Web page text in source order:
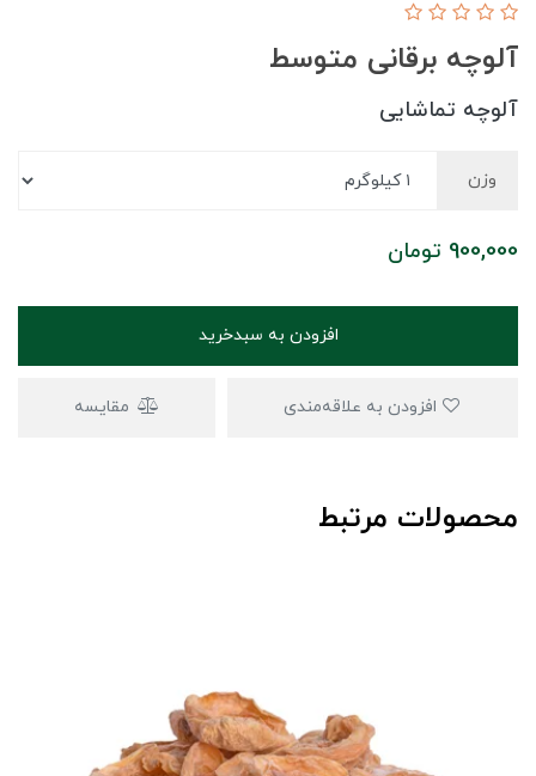
آلوچه برقانی متوسط
آلوچه تماشایی
وزن
900,000 تومان
افزودن به سبدخرید
مقایسه
محصولات مرتبط